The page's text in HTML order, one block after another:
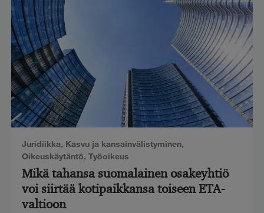
Juridiikka, Kasvu ja kansainvälistyminen,
Oikeuskäytäntö, Työoikeus
Mikä tahansa suomalainen osakeyhtiö
voi siirtää kotipaikkansa toiseen ETA-
valtioon